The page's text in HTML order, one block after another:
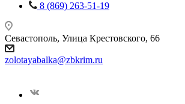
8 (869) 263-51-19
Севастополь, Улица Крестовского, 66
zolotayabalka@zbkrim.ru